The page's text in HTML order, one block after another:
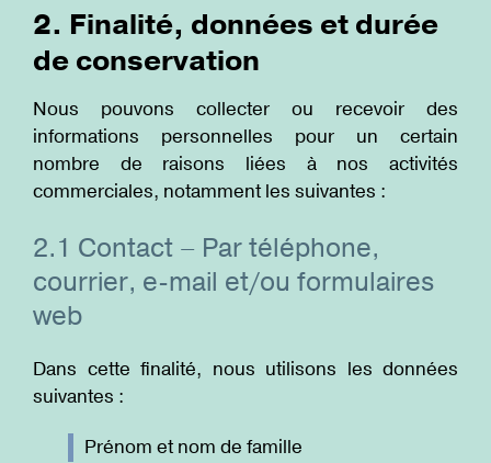
2. Finalité, données et durée
de conservation
Nous pouvons collecter ou recevoir des
informations personnelles pour un certain
nombre de raisons liées à nos activités
commerciales, notamment les suivantes :
2.1 Contact – Par téléphone,
courrier, e-mail et/ou formulaires
web
Dans cette finalité, nous utilisons les données
suivantes :
Prénom et nom de famille